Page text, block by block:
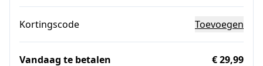
Kortingscode Toevoegen
Vandaag te betalen € 29,99